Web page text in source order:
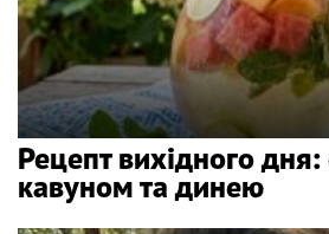
Рецепт вихідного дня:
кавуном та динею